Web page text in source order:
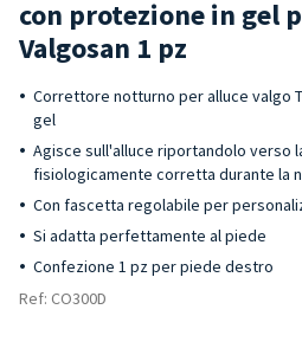
con protezione in gel
Valgosan 1 pz
Correttore notturno per alluce valgo
gel
Agisce sull'alluce riportandolo verso
fisiologicamente corretta durante la
Con fascetta regolabile per
Si adatta perfettamente al piede
Confezione 1 pz per piede destro
Ref: CO300D